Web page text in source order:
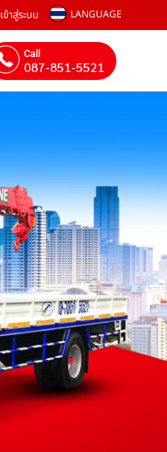
เข้าสู่ระบบ LANGUAGE
Call
087-851-5521